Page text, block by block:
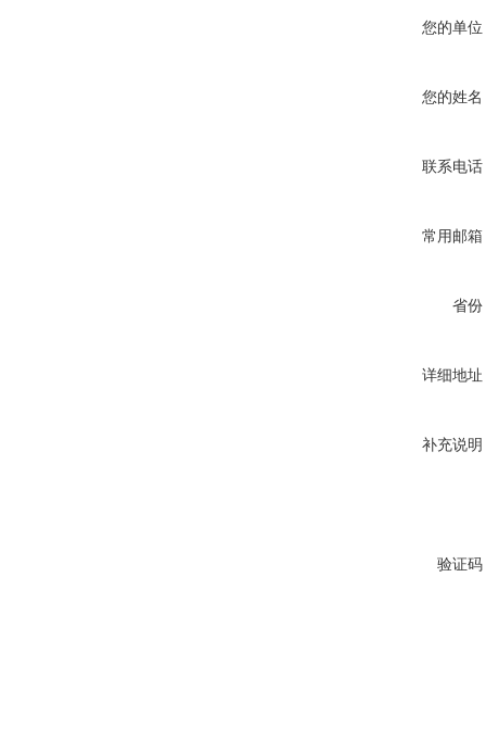
您的单位
您的姓名
联系电话
常用邮箱
省份
详细地址
补充说明
验证码